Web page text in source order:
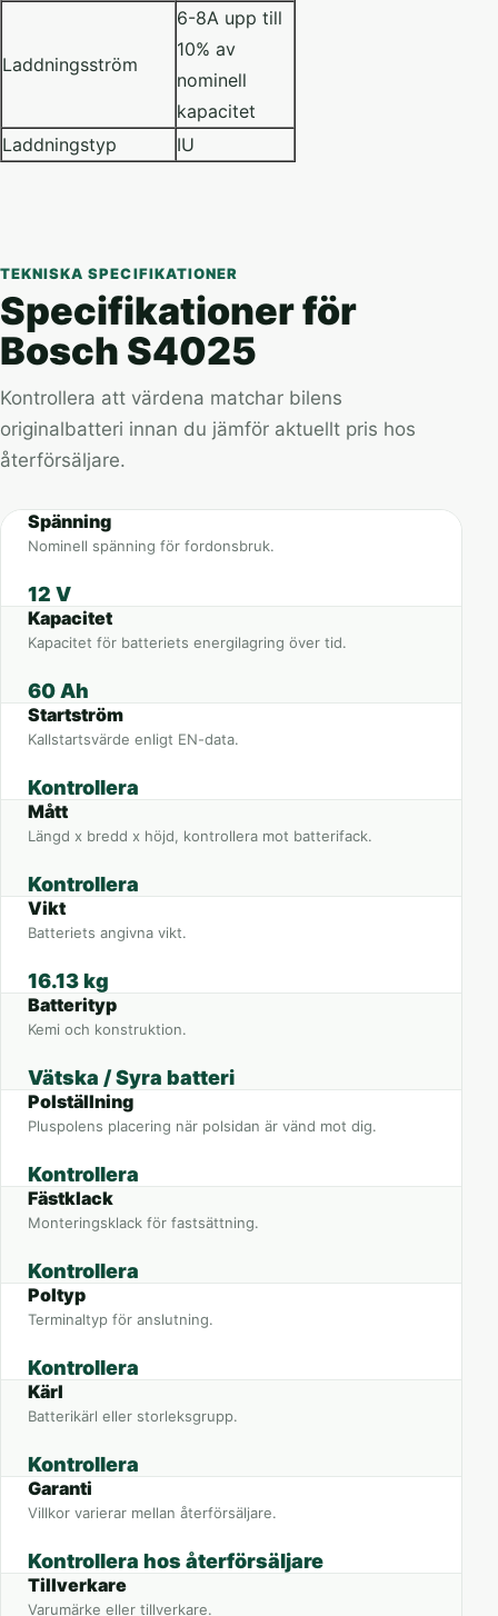
Laddningsström
6-8A upp till
10% av
nominell
kapacitet
Laddningstyp
IU
TEKNISKA SPECIFIKATIONER
Specifikationer för
Bosch S4025
Kontrollera att värdena matchar bilens
originalbatteri innan du jämför aktuellt pris hos
återförsäljare.
Spänning
Nominell spänning för fordonsbruk.
12 V
Kapacitet
Kapacitet för batteriets energilagring över tid.
60 Ah
Startström
Kallstartsvärde enligt EN-data.
Kontrollera
Mått
Längd x bredd x höjd, kontrollera mot batterifack.
Kontrollera
Vikt
Batteriets angivna vikt.
16.13 kg
Batterityp
Kemi och konstruktion.
Vätska / Syra batteri
Polställning
Pluspolens placering när polsidan är vänd mot dig.
Kontrollera
Fästklack
Monteringsklack för fastsättning.
Kontrollera
Poltyp
Terminaltyp för anslutning.
Kontrollera
Kärl
Batterikärl eller storleksgrupp.
Kontrollera
Garanti
Villkor varierar mellan återförsäljare.
Kontrollera hos återförsäljare
Tillverkare
Varumärke eller tillverkare.